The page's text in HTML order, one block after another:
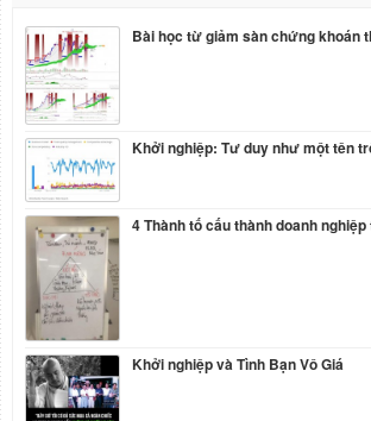
Bài học từ giảm sàn chứng khoán
Khởi nghiệp: Tư duy như một tên
4 Thành tố cấu thành doanh
Khởi nghiệp và Tình Bạn Vô Giá